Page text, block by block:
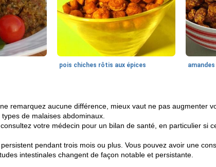
pois chiches rôtis aux épices
remarquez aucune différence, mieux vaut ne pas augmenter
de malaises abdominaux.
votre médecin pour un bilan de santé, en particulier si
pendant trois mois ou plus. Vous pouvez avoir une
intestinales changent de façon notable et persistante.